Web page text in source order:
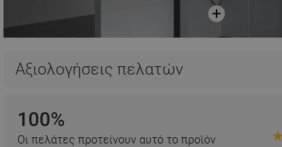
Αξιολογήσεις πελατών
100%
Οι πελάτες προτείνουν αυτό το προϊόν